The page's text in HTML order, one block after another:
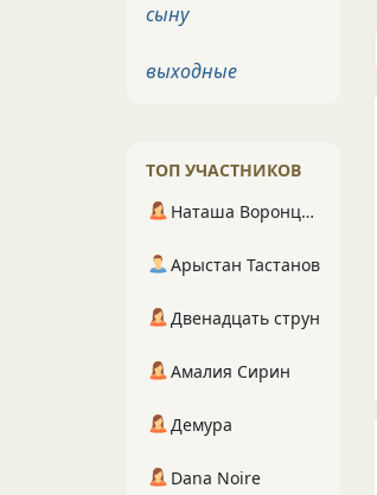
сыну
выходные
ТОП УЧАСТНИКОВ
Наташа Воронцова
Арыстан Тастанов
Двенадцать струн
Амалия Сирин
Демура
Dana Noire